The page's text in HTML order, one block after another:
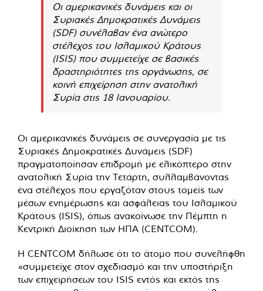
Οι αμερικανικές δυνάμεις και οι
Συριακές Δημοκρατικές Δυνάμεις
(SDF) συνέλαβαν ένα ανώτερο
στέλεχος του Ισλαμικού Κράτους
(ISIS) που συμμετείχε σε βασικές
δραστηριότητες της οργάνωσης, σε
κοινή επιχείρηση στην ανατολική
Συρία στις 18 Ιανουαρίου.
Οι αμερικανικές δυνάμεις σε συνεργασία με τις
Συριακές Δημοκρατικές Δυνάμεις (SDF)
πραγματοποίησαν επιδρομή με ελικόπτερο στην
ανατολική Συρία την Τετάρτη, συλλαμβάνοντας
ένα στέλεχος που εργαζόταν στους τομείς των
μέσων ενημέρωσης και ασφάλειας του Ισλαμικού
Κράτους (ISIS), όπως ανακοίνωσε την Πέμπτη η
Κεντρική Διοίκηση των ΗΠΑ (CENTCOM).
Η CENTCOM δήλωσε ότι το άτομο που συνελήφθη
«συμμετείχε στον σχεδιασμό και την υποστήριξη
των επιχειρήσεων του ISIS εντός και εκτός της